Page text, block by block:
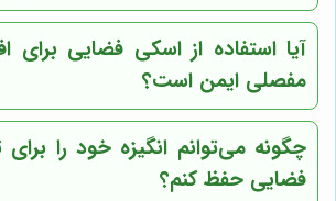
آیا استفاده از اسکی فضایی برای
مفصلی ایمن است؟
چگونه می‌توانم انگیزه خود را
فضایی حفظ کنم؟